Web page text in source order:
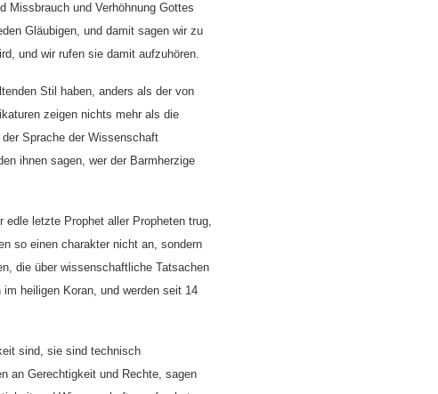
Missbrauch und Verhöhnung Gottes
Gläubigen, und damit sagen wir zu
und wir rufen sie damit aufzuhören.
Stil haben, anders als der von
zeigen nichts mehr als die
Sprache der Wissenschaft
ihnen sagen, wer der Barmherzige
edle letzte Prophet aller Propheten trug,
so einen charakter nicht an, sondern
die über wissenschaftliche Tatsachen
heiligen Koran, und werden seit 14
sind, sie sind technisch
an Gerechtigkeit und Rechte, sagen